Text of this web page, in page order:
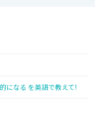
になる を英語で教えて!